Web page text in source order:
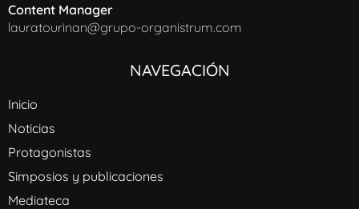
Content Manager
lauratourinan@grupo-organistrum.com
NAVEGACIÓN
Inicio
Noticias
Protagonistas
Simposios y publicaciones
Mediateca